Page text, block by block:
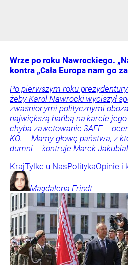
Wrze po roku Nawrockiego.
kontra „Cała Europa nam go
Po pierwszym roku
żeby Karol Nawrocki wyciszył
zwaśnionymi politycznymi
największą hańbą na karcie
chyba zawetowanie SAFE –
KO. – Mamy głowę państwa, z
dumni – kontruje Marek
KrajTylko u NasPolitykaOpinie i
Magdalena Frindt